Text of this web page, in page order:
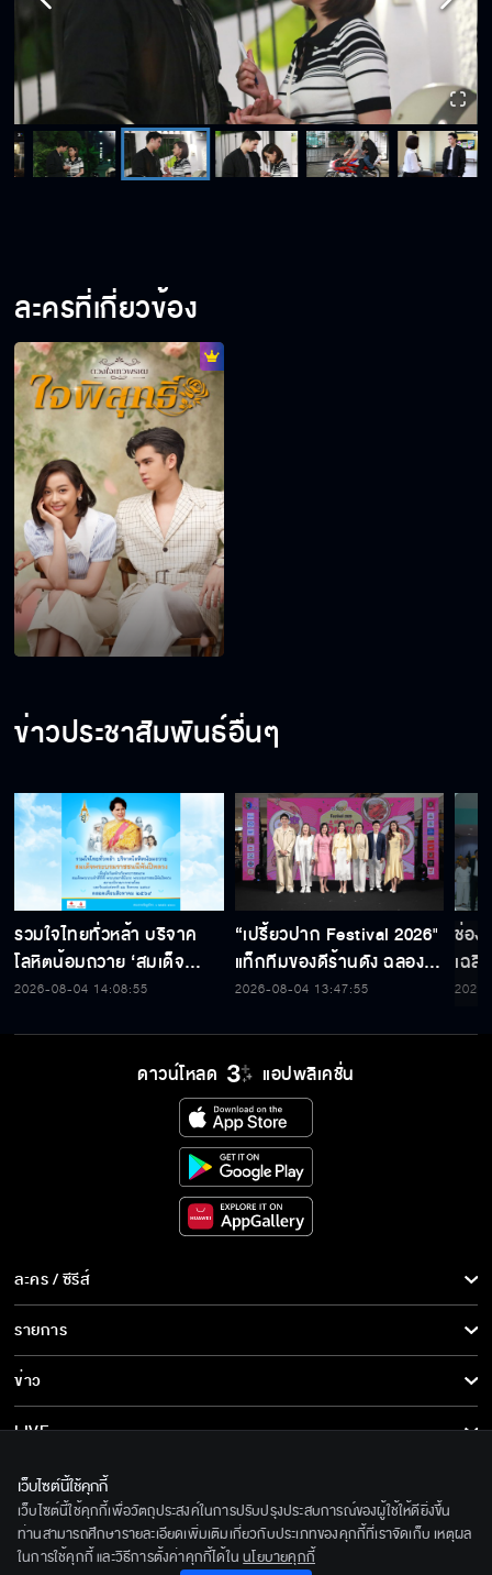
ละครที่เกี่ยวข้อง
ข่าวประชาสัมพันธ์อื่นๆ
รวมใจไทยทั่วหล้า บริจาค
โลหิตน้อมถวาย ‘สมเด็จ
พระบรมราชชนนีพันปีหลวง’
ระลึก 80 พรรษาฯ อันทรง
2026-08-04 14:08:55
“เปรี้ยวปาก Festival 2026"
แท็กทีมของดีร้านดัง ฉลอง
ก้าวสู่ปีที่ 23
2026-08-04 13:47:55
ช่อง
เฉลิ
สมเ
พระ
ดาวน์โหลด แอปพลิเคชั่น
ละคร / ซีรีส์
ละคร/ซีรีส์
ซีรีส์นานาชาติ
การ์ตูน & เกม
รายการ
รายการทั้งหมด
ข่าว
ข่าวทั้งหมด
ข่าวประชาสัมพันธ์
LIVE
เกี่ยวกับเรา
BEC World
รู้จักเรา
ติดตามเราได้ที่
เว็บไซต์นี้ใช้คุกกี้
เว็บไซต์นี้ใช้คุกกี้เพื่อวัตถุประสงค์ในการปรับปรุงประสบการณ์ของผู้ใช้ให้ดียิ่งขึ้น
ท่านสามารถศึกษารายละเอียดเพิ่มเติมเกี่ยวกับประเภทของคุกกี้ที่เราจัดเก็บ เหตุผล
ในการใช้คุกกี้ และวิธีการตั้งค่าคุกกี้ได้ใน นโยบายคุกกี้